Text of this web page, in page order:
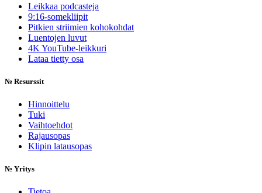
Leikkaa podcasteja
9:16-somekliipit
Pitkien striimien kohokohdat
Luentojen luvut
4K YouTube-leikkuri
Lataa tietty osa
№ Resurssit
Hinnoittelu
Tuki
Vaihtoehdot
Rajausopas
Klipin latausopas
№ Yritys